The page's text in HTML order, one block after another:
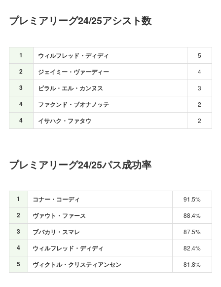
プレミアリーグ24/25アシスト数
1 ウィルフレッド・ディディ 5
2 ジェイミー・ヴァーディー 4
3 ビラル・エル・カンヌス 3
4 ファクンド・ブオナノッテ 2
4 イサハク・ファタウ 2
プレミアリーグ24/25パス成功率
1 コナー・コーディ 91.5%
2 ヴァウト・ファース 88.4%
3 ブバカリ・スマレ 87.5%
4 ウィルフレッド・ディディ 82.4%
5 ヴィクトル・クリスティアンセン 81.8%